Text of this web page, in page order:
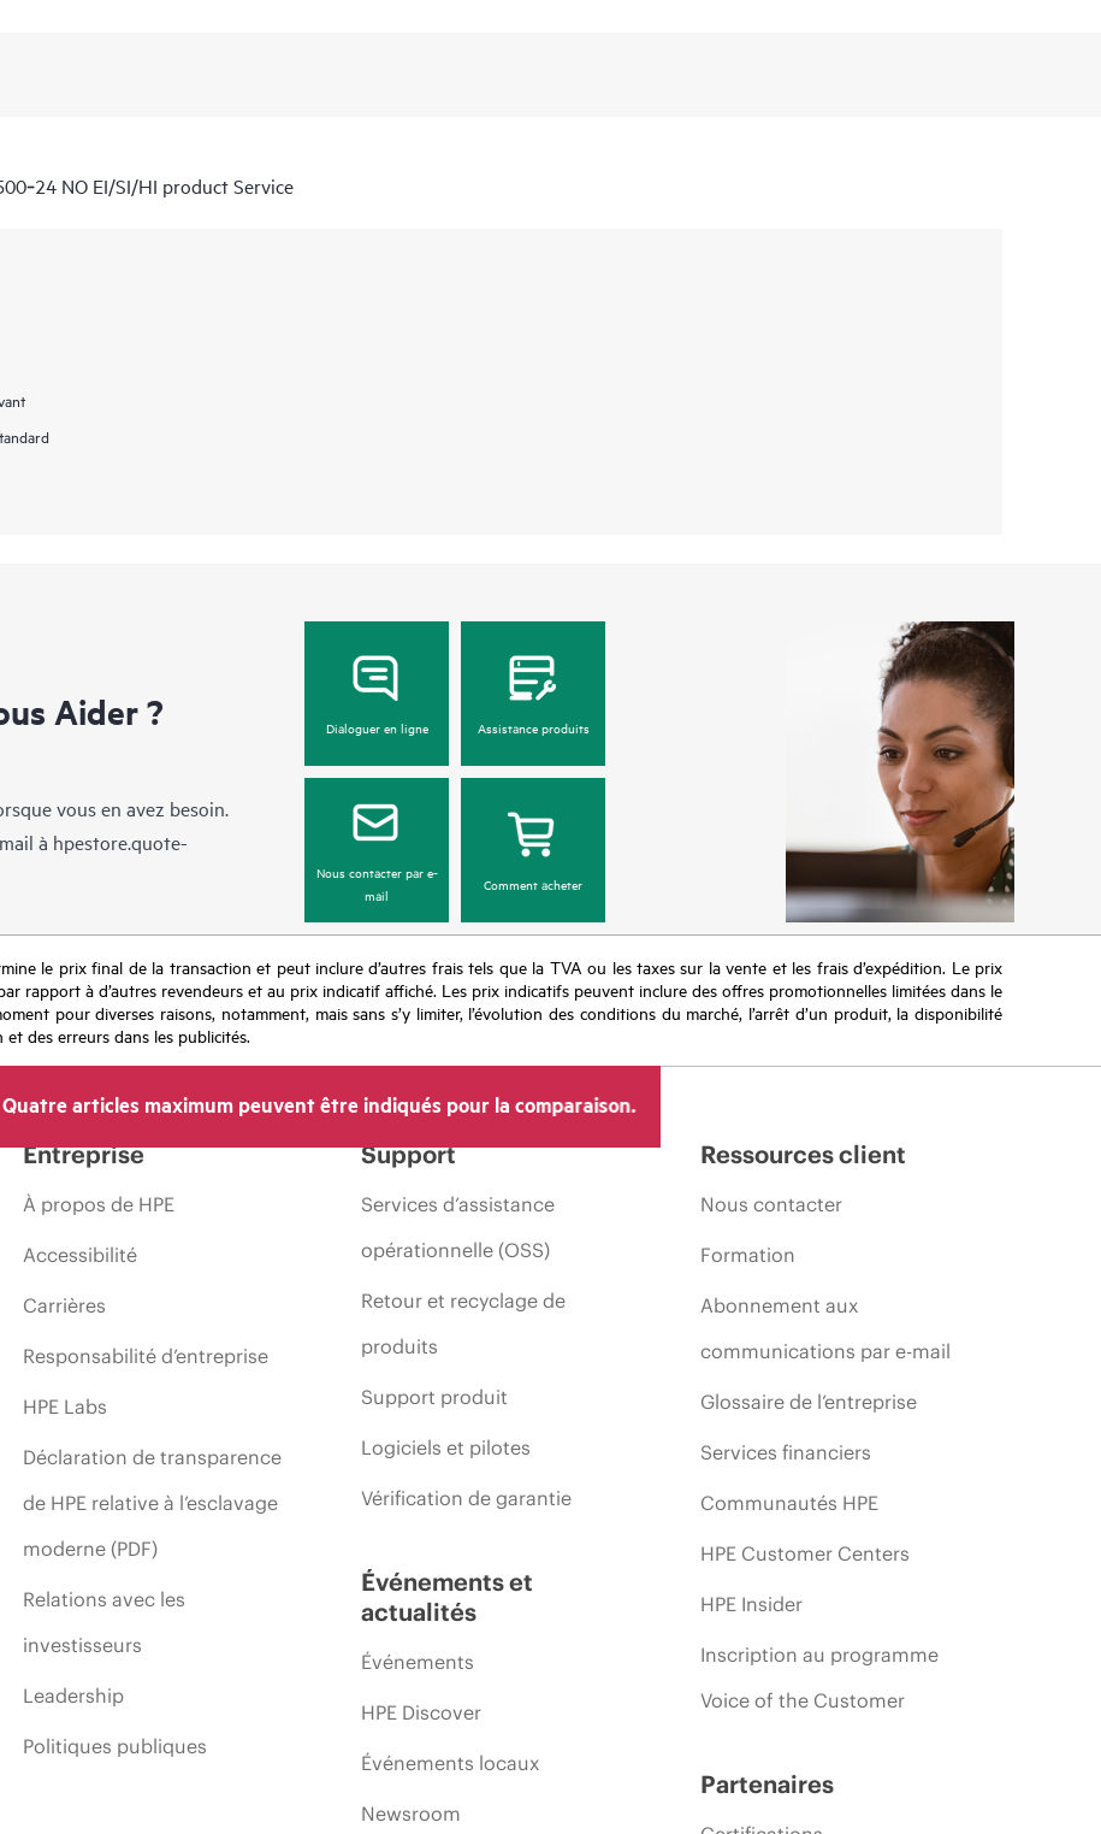
NO EI/SI/HI product Service
Aider ?
vous en avez besoin.
à hpestore.quote-
Dialoguer en ligne Assistance produits
Nous contacter par e-
mail
Comment acheter
le prix final de la transaction et peut inclure d’autres frais tels que la TVA ou les taxes sur la vente et les frais d’expédition. Le prix
rapport à d’autres revendeurs et au prix indicatif affiché. Les prix indicatifs peuvent inclure des offres promotionnelles limitées dans le
pour diverses raisons, notamment, mais sans s’y limiter, l’évolution des conditions du marché, l’arrêt d’un produit, la disponibilité
des erreurs dans les publicités.
Quatre articles maximum peuvent être indiqués pour la comparaison.
Entreprise
À propos de HPE
Accessibilité
Carrières
Responsabilité d’entreprise
HPE Labs
Déclaration de transparence
de HPE relative à l’esclavage
moderne (PDF)
Relations avec les
investisseurs
Leadership
Politiques publiques
Support
Services d’assistance
opérationnelle (OSS)
Retour et recyclage de
produits
Support produit
Logiciels et pilotes
Vérification de garantie
Événements et
actualités
Événements
HPE Discover
Événements locaux
Newsroom
Ressources client
Nous contacter
Formation
Abonnement aux
communications par e-mail
Glossaire de l’entreprise
Services financiers
Communautés HPE
HPE Customer Centers
HPE Insider
Inscription au programme
Voice of the Customer
Partenaires